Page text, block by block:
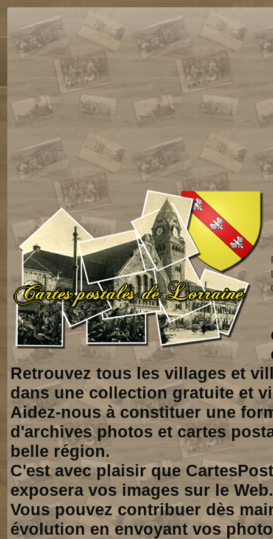
Retrouvez tous les villages et
dans une collection gratuite et
Aidez-nous à constituer une
d'archives photos et cartes
belle région.
C'est avec plaisir que
exposera vos images sur le Web.
Vous pouvez contribuer dès
évolution en envoyant vos